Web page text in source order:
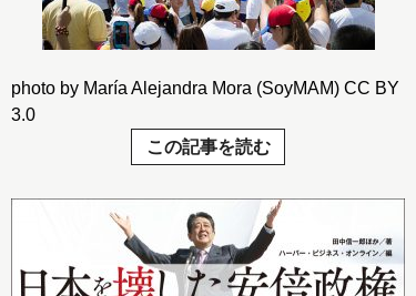
photo by María Alejandra Mora (SoyMAM) CC BY
3.0
この記事を読む